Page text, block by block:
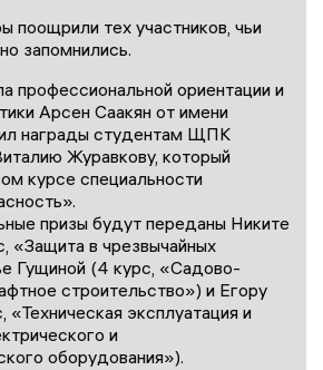
поощрили тех участников, чьи
запомнились.
профессиональной ориентации и
Арсен Саакян от имени
награды студентам ЩПК
Журавкову, который
курсе специальности
призы будут переданы Никите
«Защита в чрезвычайных
Гущиной (4 курс, «Садово-
строительство») и Егору
«Техническая эксплуатация и
и
оборудования»).